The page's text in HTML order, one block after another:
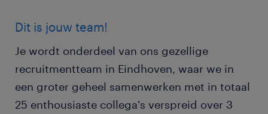
Dit is jouw team!
Je wordt onderdeel van ons gezellige
recruitmentteam in Eindhoven, waar we in
een groter geheel samenwerken met in totaal
25 enthousiaste collega's verspreid over 3